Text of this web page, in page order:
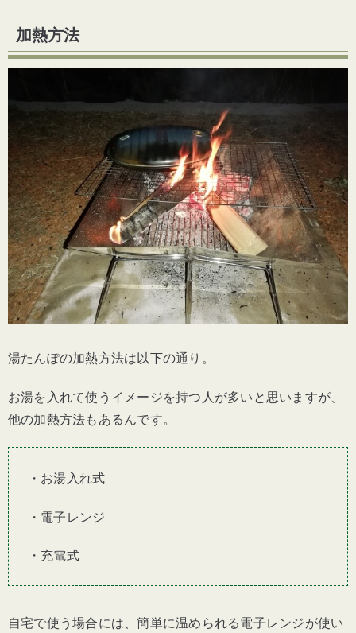
加熱方法
湯たんぽの加熱方法は以下の通り。
お湯を入れて使うイメージを持つ人が多いと思いますが、
他の加熱方法もあるんです。
・お湯入れ式
・電子レンジ
・充電式
自宅で使う場合には、簡単に温められる電子レンジが使い